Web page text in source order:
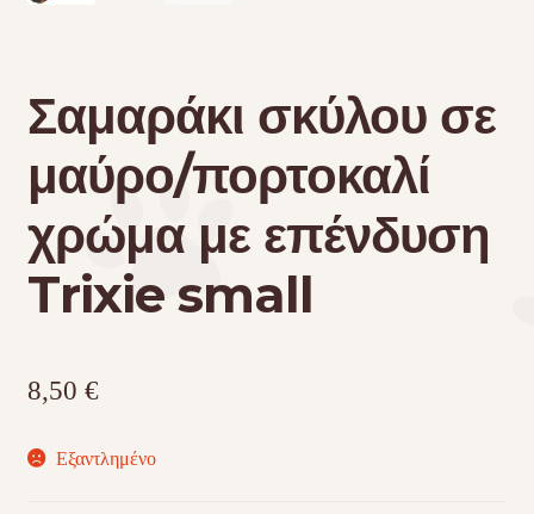
Σαμαράκι σκύλου σε
μαύρο/πορτοκαλί
χρώμα με επένδυση
Trixie small
8,50 €
Εξαντλημένο